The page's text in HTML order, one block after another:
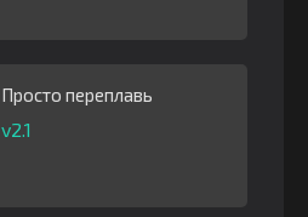
Просто переплавь
v2.1